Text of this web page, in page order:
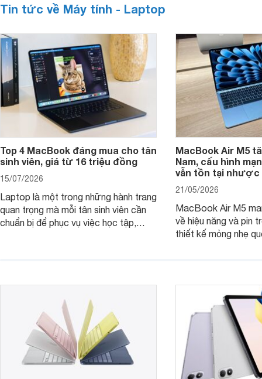
Tin tức về Máy tính - Laptop
Top 4 MacBook đáng mua cho tân
sinh viên, giá từ 16 triệu đồng
15/07/2026
Laptop là một trong những hành trang
quan trọng mà mỗi tân sinh viên cần
chuẩn bị để phục vụ việc học tập,
MacBook đáng cân nhắc dành cho
MacBook Air M5
Nam, cấu hình
vẫn tồn tại nhược
21/05/2026
MacBook Air M5
về hiệu năng và pin
thiết kế mỏng nhẹ